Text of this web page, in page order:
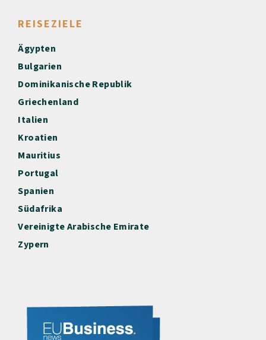
REISEZIELE
Ägypten
Bulgarien
Dominikanische Republik
Griechenland
Italien
Kroatien
Mauritius
Portugal
Spanien
Südafrika
Vereinigte Arabische Emirate
Zypern